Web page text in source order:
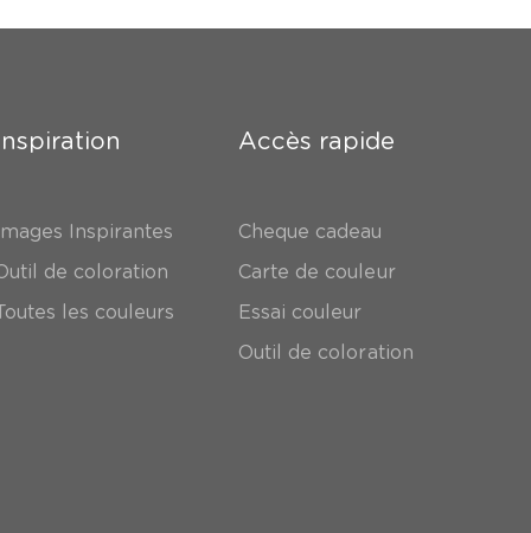
Images Inspirantes
de coloration
les couleurs
Accès rapide
Cheque cadeau
Carte de couleur
Essai couleur
Outil de coloration